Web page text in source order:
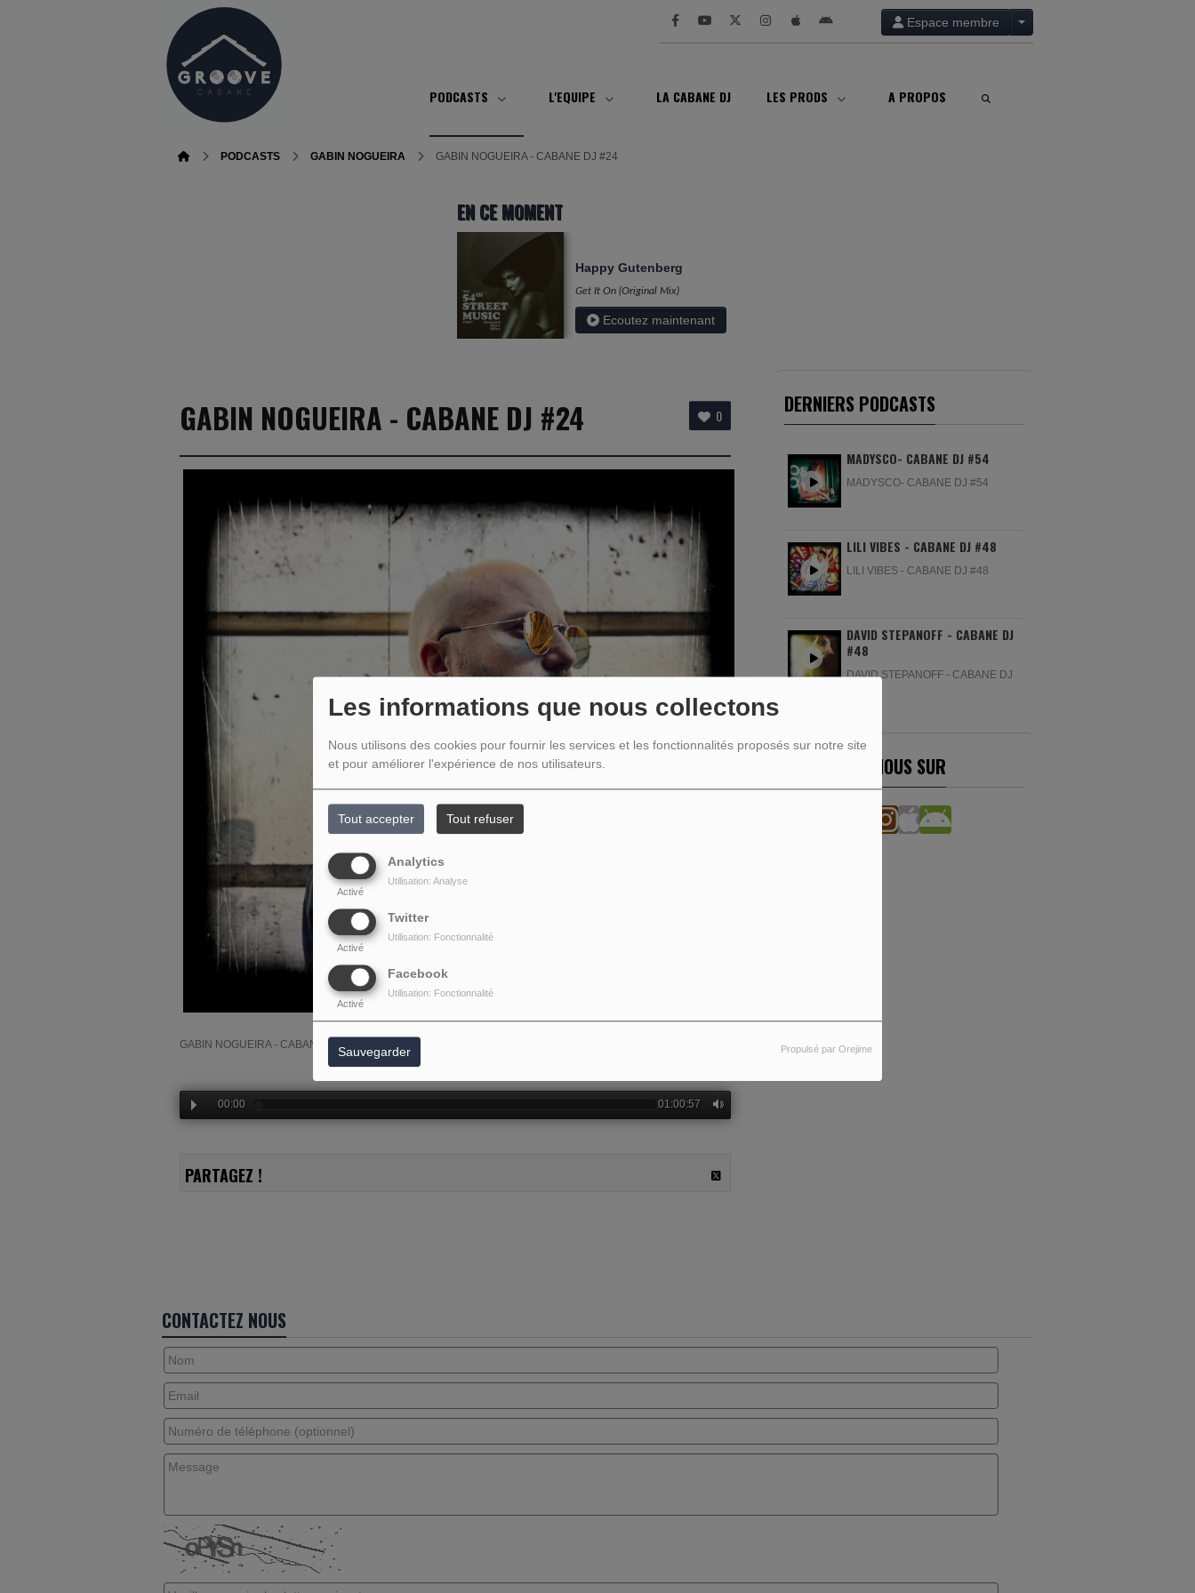
Les informations que nous collectons
Nous utilisons des cookies pour fournir les services et les fonctionnalités proposés sur notre site
et pour améliorer l'expérience de nos utilisateurs.
Tout accepter Tout refuser
Analytics
Activé
Utilisation: Analyse
Twitter
Activé
Utilisation: Fonctionnalité
Facebook
Activé
Utilisation: Fonctionnalité
Sauvegarder Propulsé par Orejime
Espace membre
PODCASTS L'EQUIPE LA CABANE DJ LES PRODS A PROPOS
PODCASTS GABIN NOGUEIRA GABIN NOGUEIRA - CABANE DJ #24
EN CE MOMENT
Happy Gutenberg
Get It On (Original Mix)
Ecoutez maintenant
0
GABIN NOGUEIRA - CABANE DJ #24
GABIN NOGUEIRA - CABANE DJ #24
00:00 01:00:57
PARTAGEZ !
DERNIERS PODCASTS
MADYSCO- CABANE DJ #54
MADYSCO- CABANE DJ #54
LILI VIBES - CABANE DJ #48
LILI VIBES - CABANE DJ #48
DAVID STEPANOFF - CABANE DJ
#48
DAVID STEPANOFF - CABANE DJ
RETROUVEZ-NOUS SUR
CONTACTEZ NOUS